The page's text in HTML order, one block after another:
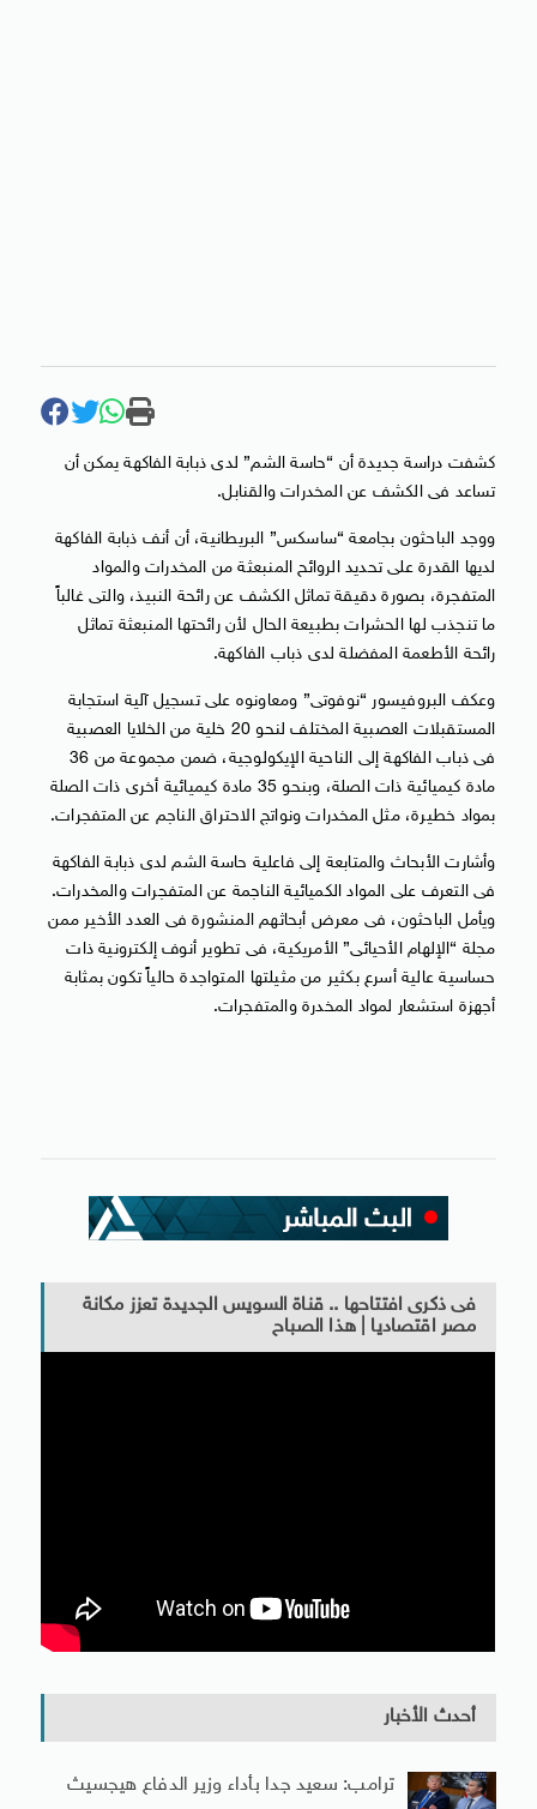
كشفت دراسة جديدة أن “حاسة الشم” لدى ذبابة الفاكهة يمكن أن
تساعد فى الكشف عن المخدرات والقنابل.
ووجد الباحثون بجامعة “ساسكس” البريطانية، أن أنف ذبابة الفاكهة
لديها القدرة على تحديد الروائح المنبعثة من المخدرات والمواد
المتفجرة، بصورة دقيقة تماثل الكشف عن رائحة النبيذ، والتى غالباً
ما تنجذب لها الحشرات بطبيعة الحال لأن رائحتها المنبعثة تماثل
رائحة الأطعمة المفضلة لدى ذباب الفاكهة.
وعكف البروفيسور “نوفوتى” ومعاونوه على تسجيل آلية استجابة
المستقبلات العصبية المختلف لنحو 20 خلية من الخلايا العصبية
فى ذباب الفاكهة إلى الناحية الإيكولوجية، ضمن مجموعة من 36
مادة كيميائية ذات الصلة، وبنحو 35 مادة كيميائية أخرى ذات الصلة
بمواد خطيرة، مثل المخدرات ونواتج الاحتراق الناجم عن المتفجرات.
وأشارت الأبحاث والمتابعة إلى فاعلية حاسة الشم لدى ذبابة الفاكهة
فى التعرف على المواد الكميائية الناجمة عن المتفجرات والمخدرات.
ويأمل الباحثون، فى معرض أبحاثهم المنشورة فى العدد الأخير ممن
مجلة “الإلهام الأحيائى” الأمريكية، فى تطوير أنوف إلكترونية ذات
حساسية عالية أسرع بكثير من مثيلتها المتواجدة حالياً تكون بمثابة
أجهزة استشعار لمواد المخدرة والمتفجرات.
فى ذكرى افتتاحها .. قناة السويس الجديدة تعزز مكانة
مصر اقتصاديا | هذا الصباح
أحدث الأخبار
ترامب: سعيد جدا بأداء وزير الدفاع هيجسيث